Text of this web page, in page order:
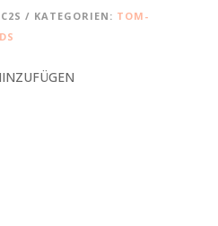
KATEGORIEN: TOM-